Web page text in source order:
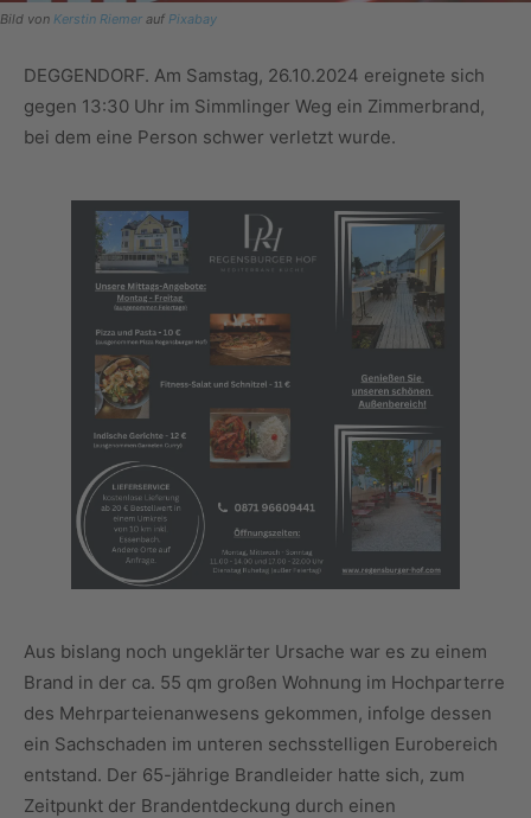
Bild von Kerstin Riemer auf Pixabay
DEGGENDORF. Am Samstag, 26.10.2024 ereignete sich
gegen 13:30 Uhr im Simmlinger Weg ein Zimmerbrand,
bei dem eine Person schwer verletzt wurde.
Aus bislang noch ungeklärter Ursache war es zu einem
Brand in der ca. 55 qm großen Wohnung im Hochparterre
des Mehrparteienanwesens gekommen, infolge dessen
ein Sachschaden im unteren sechsstelligen Eurobereich
entstand. Der 65-jährige Brandleider hatte sich, zum
Zeitpunkt der Brandentdeckung durch einen